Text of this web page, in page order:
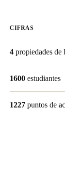
Guardar la
CIFRAS
4 propiedades de
1600 estudiantes
1227 puntos de